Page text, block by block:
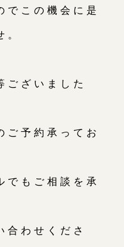
でこの機会に是
ございました
ご予約承ってお
でもご相談を承
合わせくださ